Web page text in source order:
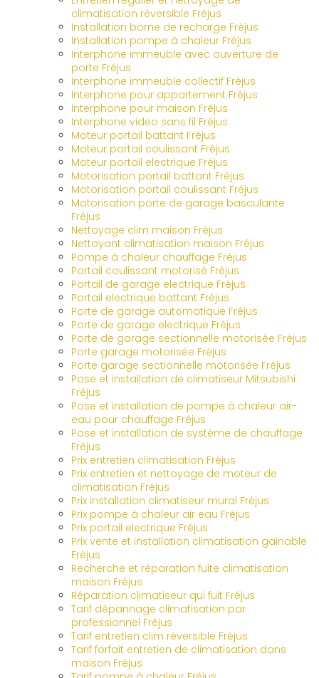
climatisation réversible Fréjus
Installation borne de recharge Fréjus
Installation pompe à chaleur Fréjus
Interphone immeuble avec ouverture de
porte Fréjus
Interphone immeuble collectif Fréjus
Interphone pour appartement Fréjus
Interphone pour maison Fréjus
Interphone video sans fil Fréjus
Moteur portail battant Fréjus
Moteur portail coulissant Fréjus
Moteur portail electrique Fréjus
Motorisation portail battant Fréjus
Motorisation portail coulissant Fréjus
Motorisation porte de garage basculante
Fréjus
Nettoyage clim maison Fréjus
Nettoyant climatisation maison Fréjus
Pompe à chaleur chauffage Fréjus
Portail coulissant motorisé Fréjus
Portail de garage electrique Fréjus
Portail electrique battant Fréjus
Porte de garage automatique Fréjus
Porte de garage electrique Fréjus
Porte de garage sectionnelle motorisée Fréjus
Porte garage motorisée Fréjus
Porte garage sectionnelle motorisée Fréjus
Pose et installation de climatiseur Mitsubishi
Fréjus
Pose et installation de pompe à chaleur air-
eau pour chauffage Fréjus
Pose et installation de système de chauffage
Fréjus
Prix entretien climatisation Fréjus
Prix entretien et nettoyage de moteur de
climatisation Fréjus
Prix installation climatiseur mural Fréjus
Prix pompe à chaleur air eau Fréjus
Prix portail electrique Fréjus
Prix vente et installation climatisation gainable
Fréjus
Recherche et réparation fuite climatisation
maison Fréjus
Réparation climatiseur qui fuit Fréjus
Tarif dépannage climatisation par
professionnel Fréjus
Tarif entretien clim réversible Fréjus
Tarif forfait entretien de climatisation dans
maison Fréjus